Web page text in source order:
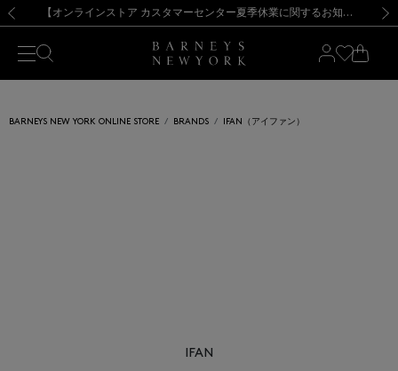
新規登録のお客様も対象！＜MY BARNEYS＞会員のお客様は11,000円（税込）以上のお買上げで常時送料無料！お買い物の際は会員登録を！
【夏季休業に伴う出荷一時停止のお知らせ】(2026.8.7) 【オンラインストア カスタマーセンター夏季休業に関するお知らせ】（2026.8.7）
【夏季休業に伴う返品・交換承り一時停止のお知らせ】（2026.8.5）
熊本県を中心とした地震の影響によるお荷物のお届けについて
【開催中】SUMMER SALEのご案内・ご注意事項 新規登録のお客様も対象！＜MY BARNEYS＞会員のお客様は11,000円（税込）以上のお買上げで常時送料無料！お買い物の際は会員登録を！
【夏季休業に伴う出荷一時停止のお知らせ】(2026.8.7)
BARNEYS NEW YORK ONLINE STORE BRANDS IFAN（アイファン）
IFAN